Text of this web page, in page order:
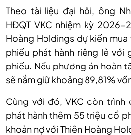
Theo tài liệu đại hội, ông
HĐQT VKC nhiệm kỳ 2026-
Hoàng Holdings dự kiến
phiếu phát hành riêng lẻ
phiếu. Nếu phương án hoàn
sẽ nắm giữ khoảng 89,81%
Cùng với đó, VKC còn
phát hành thêm 55 triệu cổ
khoản nợ với Thiên Hoàng